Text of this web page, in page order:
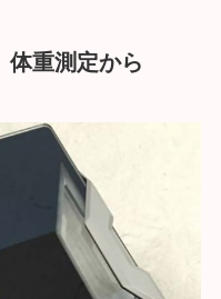
体重測定から